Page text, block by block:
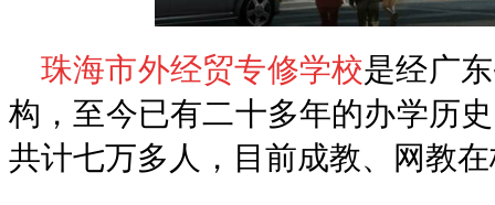
珠海市外经贸专修学校是经广
构，至今已有二十多年的办学历
共计七万多人，目前成教、网教